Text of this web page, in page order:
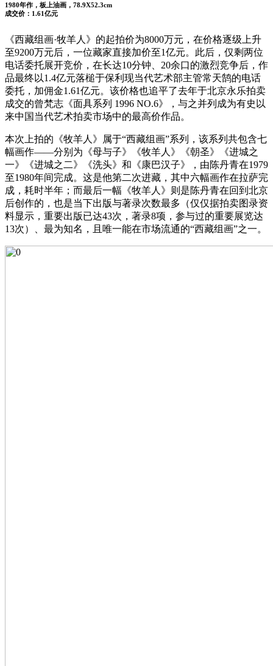
1980年作，板上油画，78.9X52.3cm
成交价：1.61亿元
《西藏组画·牧羊人》的起拍价为8000万元，在价格逐级上升
至9200万元后，一位藏家直接加价至1亿元。此后，仅剩两位
电话委托展开竞价，在长达10分钟、20余口的激烈竞争后，作
品最终以1.4亿元落槌于保利现当代艺术部主管常天鹄的电话
委托，加佣金1.61亿元。该价格也追平了去年于北京永乐拍卖
成交的曾梵志《面具系列 1996 NO.6》，与之并列成为有史以
来中国当代艺术拍卖市场中的最高价作品。
本次上拍的《牧羊人》属于“西藏组画”系列，该系列共包含七
幅画作——分别为《母与子》《牧羊人》《朝圣》《进城之
一》《进城之二》《洗头》和《康巴汉子》，由陈丹青在1979
至1980年间完成。这是他第二次进藏，其中六幅画作在拉萨完
成，耗时半年；而最后一幅《牧羊人》则是陈丹青在回到北京
后创作的，也是当下出版与著录次数最多（仅仅据拍卖图录资
料显示，重要出版已达43次，著录8项，参与过的重要展览达
13次）、最为知名，且唯一能在市场流通的“西藏组画”之一。